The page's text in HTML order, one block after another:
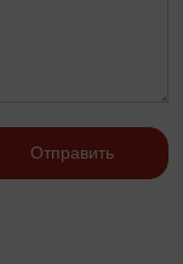
Отправить